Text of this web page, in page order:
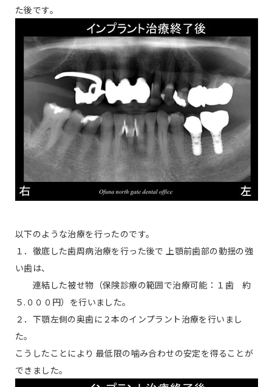
た後です。
以下のような治療を行ったのです。
１．徹底した歯周病治療を行った後で 上顎前歯部の動揺の強
い歯は、
連結した被せ物（保険診療の範囲で治療可能：１歯 約
５.０００円）を行いました。
２．下顎左側の奥歯に２本のインプラント治療を行いまし
た。
こうしたことにより 最低限の噛み合わせの安定を得ることが
できました。